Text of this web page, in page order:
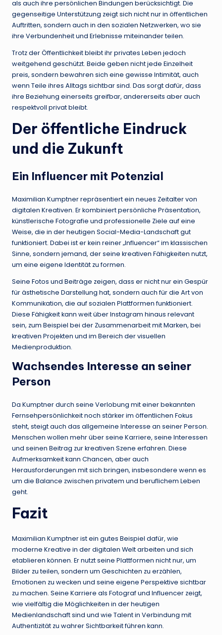
als auch ihre persönlichen Bindungen berücksichtigt. Die
gegenseitige Unterstützung zeigt sich nicht nur in öffentlichen
Auftritten, sondern auch in den sozialen Netzwerken, wo sie
ihre Verbundenheit und Erlebnisse miteinander teilen.
Trotz der Öffentlichkeit bleibt ihr privates Leben jedoch
weitgehend geschützt. Beide geben nicht jede Einzelheit
preis, sondern bewahren sich eine gewisse Intimität, auch
wenn Teile ihres Alltags sichtbar sind. Das sorgt dafür, dass
ihre Beziehung einerseits greifbar, andererseits aber auch
respektvoll privat bleibt.
Der öffentliche Eindruck
und die Zukunft
Ein Influencer mit Potenzial
Maximilian Kumptner repräsentiert ein neues Zeitalter von
digitalen Kreativen. Er kombiniert persönliche Präsentation,
künstlerische Fotografie und professionelle Ziele auf eine
Weise, die in der heutigen Social-Media-Landschaft gut
funktioniert. Dabei ist er kein reiner „Influencer“ im klassischen
Sinne, sondern jemand, der seine kreativen Fähigkeiten nutzt,
um eine eigene Identität zu formen.
Seine Fotos und Beiträge zeigen, dass er nicht nur ein Gespür
für ästhetische Darstellung hat, sondern auch für die Art von
Kommunikation, die auf sozialen Plattformen funktioniert.
Diese Fähigkeit kann weit über Instagram hinaus relevant
sein, zum Beispiel bei der Zusammenarbeit mit Marken, bei
kreativen Projekten und im Bereich der visuellen
Medienproduktion.
Wachsendes Interesse an seiner
Person
Da Kumptner durch seine Verlobung mit einer bekannten
Fernsehpersönlichkeit noch stärker im öffentlichen Fokus
steht, steigt auch das allgemeine Interesse an seiner Person.
Menschen wollen mehr über seine Karriere, seine Interessen
und seinen Beitrag zur kreativen Szene erfahren. Diese
Aufmerksamkeit kann Chancen, aber auch
Herausforderungen mit sich bringen, insbesondere wenn es
um die Balance zwischen privatem und beruflichem Leben
geht.
Fazit
Maximilian Kumptner ist ein gutes Beispiel dafür, wie
moderne Kreative in der digitalen Welt arbeiten und sich
etablieren können. Er nutzt seine Plattformen nicht nur, um
Bilder zu teilen, sondern um Geschichten zu erzählen,
Emotionen zu wecken und seine eigene Perspektive sichtbar
zu machen. Seine Karriere als Fotograf und Influencer zeigt,
wie vielfältig die Möglichkeiten in der heutigen
Medienlandschaft sind und wie Talent in Verbindung mit
Authentizität zu wahrer Sichtbarkeit führen kann.